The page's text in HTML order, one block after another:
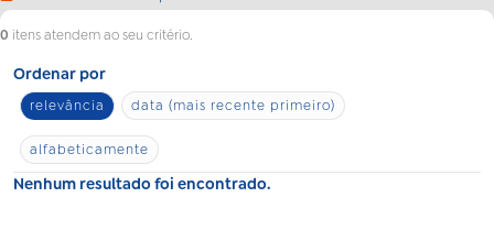
0 itens atendem ao seu critério.
Ordenar por
relevância data (mais recente primeiro)
alfabeticamente
Nenhum resultado foi encontrado.